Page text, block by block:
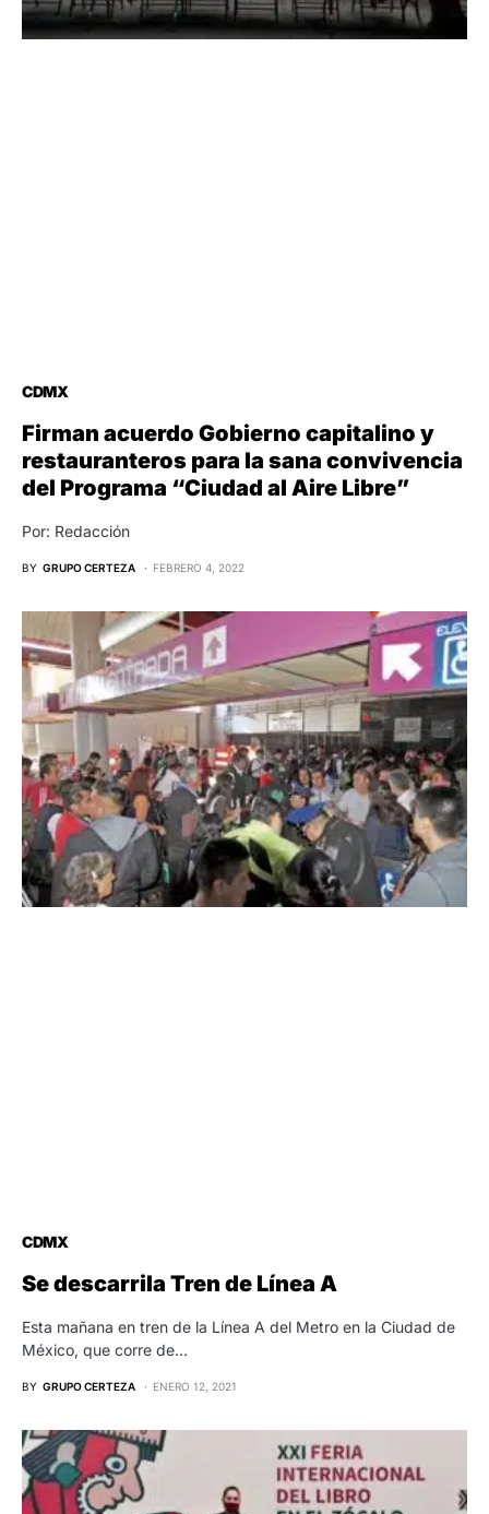
CDMX
Firman acuerdo Gobierno capitalino y
restauranteros para la sana convivencia
del Programa “Ciudad al Aire Libre”
Por: Redacción
BY GRUPO CERTEZA FEBRERO 4, 2022
CDMX
Se descarrila Tren de Línea A
Esta mañana en tren de la Línea A del Metro en la Ciudad de
México, que corre de…
BY GRUPO CERTEZA ENERO 12, 2021